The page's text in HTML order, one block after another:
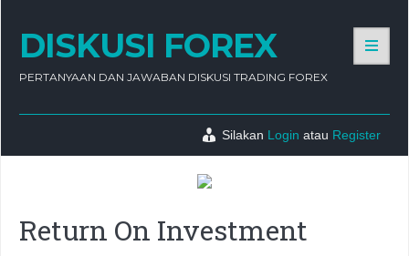
DISKUSI FOREX
PERTANYAAN DAN JAWABAN DISKUSI TRADING FOREX
Silakan Login atau Register
Return On Investment